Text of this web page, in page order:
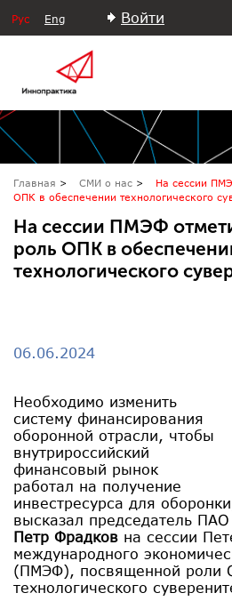
Рус Eng Войти
Главная СМИ о нас
На сессии
ОПК в обеспечении технологического
На сессии ПМЭФ
роль ОПК в
технологического
06.06.2024
Необходимо изменить
систему финансирования
оборонной отрасли, чтобы
внутрироссийский
финансовый рынок
работал на получение
инвестресурса для
высказал председатель
Петр Фрадков на сессии
международного
(ПМЭФ), посвященной роли
технологического